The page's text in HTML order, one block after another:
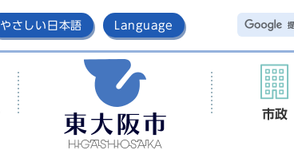
やさしい日本語 Language
市政